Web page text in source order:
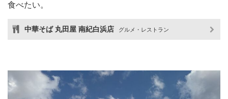
食べたい。
中華そば 丸田屋 南紀白浜店 グルメ・レストラン